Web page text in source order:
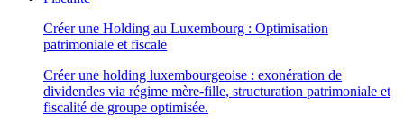
Créer une Holding au Luxembourg : Optimisation
patrimoniale et fiscale
Créer une holding luxembourgeoise : exonération de
dividendes via régime mère-fille, structuration patrimoniale et
fiscalité de groupe optimisée.